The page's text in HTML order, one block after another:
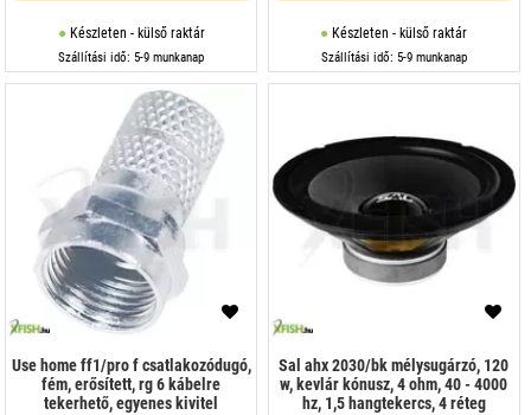
Készleten - külső raktár
Szállítási idő: 5-9 munkanap
Készleten - külső raktár
Szállítási idő: 5-9 munkanap
Use home ff1/pro f csatlakozódugó,
fém, erősített, rg 6 kábelre
tekerhető, egyenes kivitel
Sal ahx 2030/bk mélysugárzó, 120
w, kevlár kónusz, 4 ohm, 40 - 4000
hz, 1,5 hangtekercs, 4 réteg